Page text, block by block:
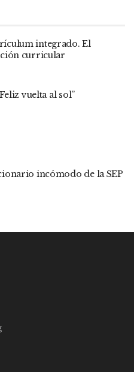
integrado. El
curricular
vuelta al sol”
incómodo de la SEP